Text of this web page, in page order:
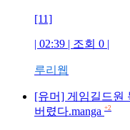
[11]
| 02:39 | 조회 0 |
루리웹
[유머] 게임길드원
버렸다.manga +2